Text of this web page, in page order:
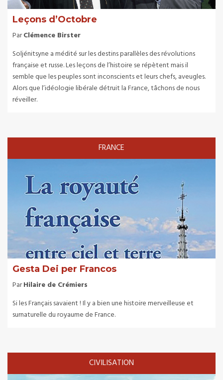
Leçons d’Octobre
ParClémence Birster
Soljénitsyne a médité sur les destins parallèles des révolutions
française et russe. Les leçons de l’histoire se répètent mais il
semble que les peuples sont inconscients et leurs chefs, aveugles.
Alors que l’idéologie libérale détruit la France, tâchons de nous
réveiller.
FRANCE
Gesta Dei per Francos
ParHilaire de Crémiers
Si les Français savaient ! Il y a bien une histoire merveilleuse et
surnaturelle du royaume de France.
CIVILISATION